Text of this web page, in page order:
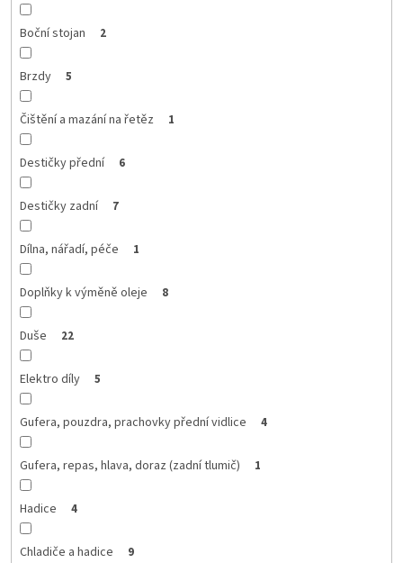
Boční stojan 2
Brzdy 5
Čištění a mazání na řetěz 1
Destičky přední 6
Destičky zadní 7
Dílna, nářadí, péče 1
Doplňky k výměně oleje 8
Duše 22
Elektro díly 5
Gufera, pouzdra, prachovky přední vidlice 4
Gufera, repas, hlava, doraz (zadní tlumič) 1
Hadice 4
Chladiče a hadice 9